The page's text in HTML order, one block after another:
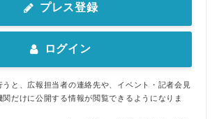
プレス登録
ログイン
うと、広報担当者の連絡先や、イベント・記者会見
だけに公開する情報が閲覧できるようになりま